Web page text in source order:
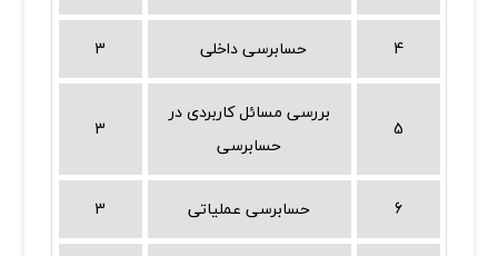
4 حسابرسی داخلی 3
5
بررسی مسائل کاربردی در
حسابرسی
3
6 حسابرسی عملیاتی 3